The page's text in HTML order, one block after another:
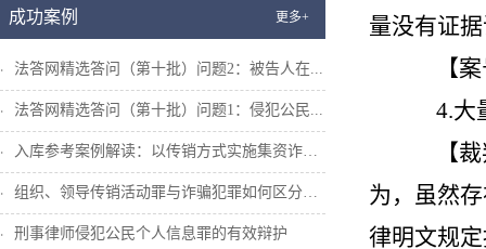
成功案例 更多+
法答网精选答问（第十批）问题2：被告人在...
法答网精选答问（第十批）问题1：侵犯公民...
入库参考案例解读：以传销方式实施集资诈骗...
组织、领导传销活动罪与诈骗犯罪如何区分和...
刑事律师侵犯公民个人信息罪的有效辩护
量没有证
【
4.大
【
为，虽然
律明文规